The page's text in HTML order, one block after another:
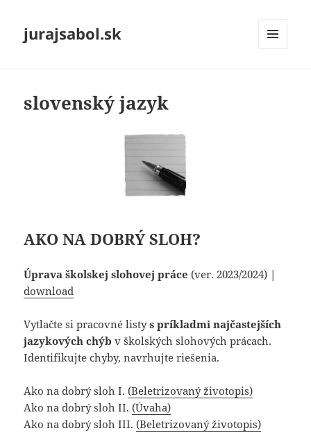
jurajsabol.sk
slovenský jazyk
AKO NA DOBRÝ SLOH?
Úprava školskej slohovej práce(ver. 2023/2024) |
download
Vytlačte si pracovné listys príkladmi najčastejších
jazykových chýb v školských slohových prácach.
Identifikujte chyby, navrhujte riešenia.
Ako na dobrý sloh I.(Beletrizovaný životopis)
Ako na dobrý sloh II.(Úvaha)
Ako na dobrý sloh III.(Beletrizovaný životopis)